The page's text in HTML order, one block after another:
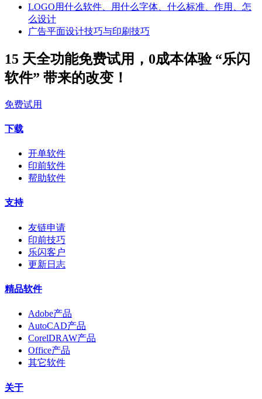
LOGO用什么软件、用什么字体、什么标准、作用、怎
么设计
广告平面设计技巧与印刷技巧
15 天全功能免费试用，0成本体验 “乐闪
软件” 带来的改变！
免费试用
下载
开单软件
印前软件
帮助软件
支持
友链申请
印前技巧
乐闪客户
更新日志
精品软件
Adobe产品
AutoCAD产品
CorelDRAW产品
Office产品
其它软件
关于